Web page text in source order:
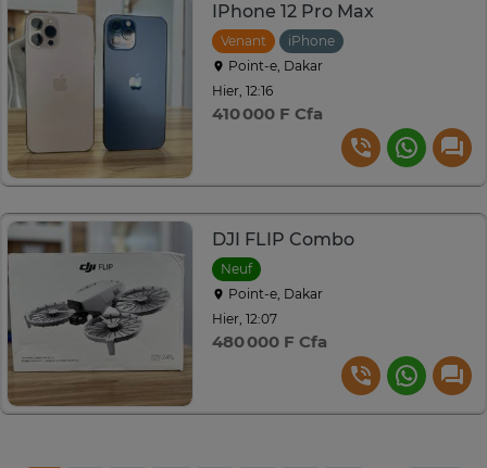
IPhone 12 Pro Max
Venant
iPhone
Point-e, Dakar
Hier, 12:16
410 000 F Cfa
DJI FLIP Combo
Neuf
Point-e, Dakar
Hier, 12:07
480 000 F Cfa